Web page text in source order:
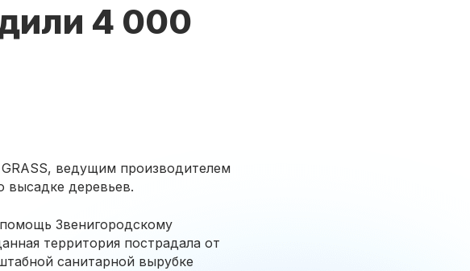
4 000
ведущим производителем
деревьев.
Звенигородскому
территория пострадала от
санитарной вырубке